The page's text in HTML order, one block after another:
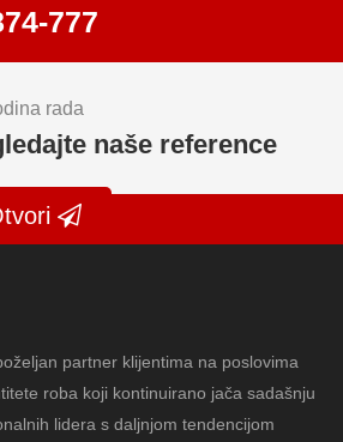
777
rada
naše reference
partner klijentima na poslovima
roba koji kontinuirano jača sadašnju
lidera s daljnjom tendencijom